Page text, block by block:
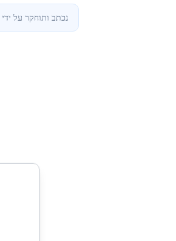
נכתב ותוחקר על ידי